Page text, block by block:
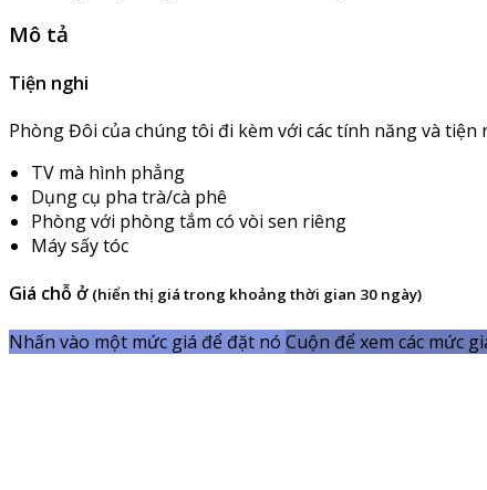
Mô tả
Tiện nghi
Phòng Đôi của chúng tôi đi kèm với các tính năng và tiện
TV mà hình phẳng
Dụng cụ pha trà/cà phê
Phòng với phòng tắm có vòi sen riêng
Máy sấy tóc
Giá chỗ ở (hiển thị giá trong khoảng thời gian 30 ngày)
Nhấn vào một mức giá để đặt nó Cuộn để xem các mức